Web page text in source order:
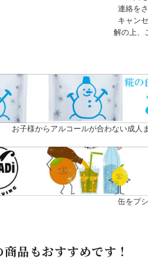
連絡を
キャン
解の上、
お子様からアルコールが合わない成
缶をプ
品もおすすめです！